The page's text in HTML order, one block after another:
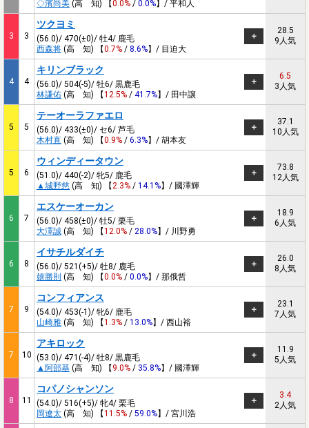
◇濱尚美 (高 知) 【0.0% / 0.0%】/ 平和人
3 3
ツクヨミ
(56.0)/ 470(±0)/ 牡4/ 鹿毛
西森将 (高 知) 【0.7% / 8.6%】/ 目迫大
28.5
9人気
4 4
キリンブラック
(56.0)/ 504(-5)/ 牡6/ 黒鹿毛
林謙佑 (高 知) 【12.5% / 41.7%】/ 田中譲
6.5
3人気
5 5
テーオーラファエロ
(56.0)/ 433(±0)/ セ6/ 芦毛
木村直 (高 知) 【0.9% / 6.3%】/ 胡本友
37.1
10人気
5 6
ウィンディータウン
(51.0)/ 440(-2)/ 牝5/ 鹿毛
▲城野慈 (高 知) 【2.3% / 14.1%】/ 國澤輝
73.8
12人気
6 7
エスケーオーカン
(56.0)/ 458(±0)/ 牡5/ 栗毛
大澤誠 (高 知) 【12.0% / 28.0%】/ 川野勇
18.9
6人気
6 8
イサチルダイチ
(56.0)/ 521(+5)/ 牡8/ 鹿毛
嬉勝則 (高 知) 【0.0% / 0.0%】/ 那俄哲
26.0
8人気
7 9
コンフィアンス
(54.0)/ 453(-1)/ 牝6/ 鹿毛
山崎雅 (高 知) 【1.3% / 13.0%】/ 西山裕
23.1
7人気
7 10
アキロック
(53.0)/ 471(-4)/ 牡8/ 黒鹿毛
▲阿部基 (高 知) 【 9.0% / 35.8%】/ 國澤輝
11.9
5人気
8 11
コパノシャンソン
(54.0)/ 516(+5)/ 牝4/ 栗毛
岡遼太 (高 知) 【11.5% / 59.0%】/ 宮川浩
3.4
2人気